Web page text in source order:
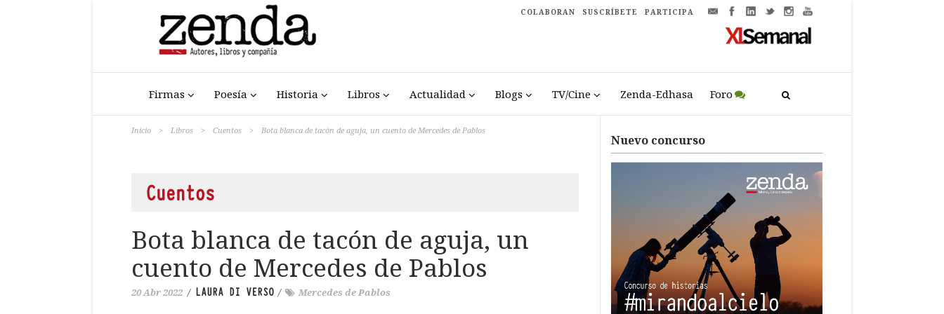
COLABORAN SUSCRÍBETE PARTICIPA
Firmas Poesía Historia Libros Actualidad Blogs TV/Cine Zenda-Edhasa Foro
Inicio > Libros > Cuentos > Bota blanca de tacón de aguja, un cuento de Mercedes de Pablos
Cuentos
Bota blanca de tacón de aguja, un
cuento de Mercedes de Pablos
20 Abr 2022 / LAURA DI VERSO / Mercedes de Pablos
Nuevo concurso